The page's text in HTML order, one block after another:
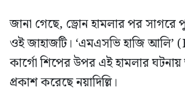
জানা গেছে, ড্রোন হামলার পর সাগরে
ওই জাহাজটি। ‘এমএসভি হাজি
কার্গো শিপের উপর এই হামলার ঘটনায়
প্রকাশ করেছে নয়াদিল্লি।